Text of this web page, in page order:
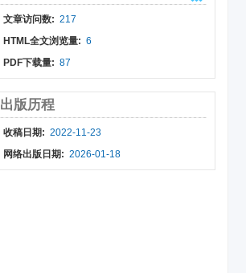
文章访问数: 217
HTML全文浏览量: 6
PDF下载量: 87
出版历程
收稿日期: 2022-11-23
网络出版日期: 2026-01-18